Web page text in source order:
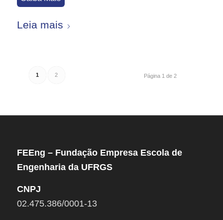
Leia mais
Página 1 de 2
1 2
FEEng – Fundação Empresa Escola de
Engenharia da UFRGS
CNPJ
02.475.386/0001-13